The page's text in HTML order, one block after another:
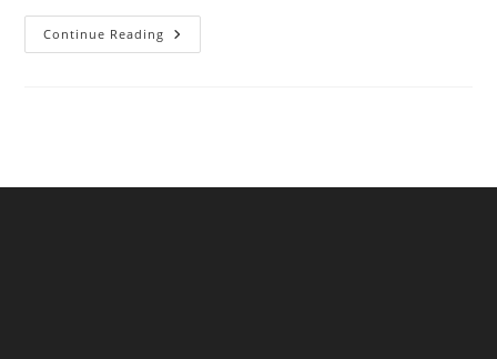
Continue Reading Indian
Navy